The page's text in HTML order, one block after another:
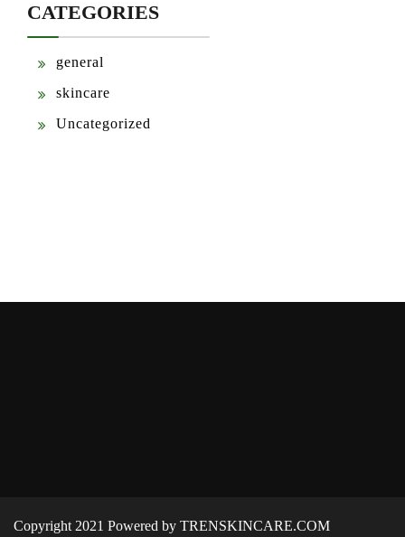
CATEGORIES
general
skincare
Uncategorized
Copyright 2021 Powered by TRENSKINCARE.COM